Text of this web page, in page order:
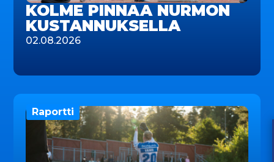
KOLME PINNAA NURMON
KUSTANNUKSELLA
02.08.2026
Raportti